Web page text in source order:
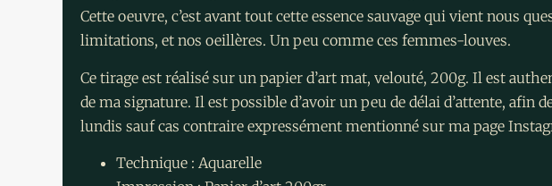
Cette oeuvre, c’est avant tout cette essence sauvage qui vient nous
limitations, et nos oeillères. Un peu comme ces femmes-louves.
Ce tirage est réalisé sur un papier d’art mat, velouté, 200g. Il est
de ma signature. Il est possible d’avoir un peu de délai d’attente, afin
lundis sauf cas contraire expressément mentionné sur ma page
Technique : Aquarelle